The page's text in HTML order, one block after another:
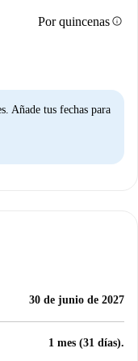
Por quincenasinfo
Añade tus fechas para
30 de junio de 2027
1 mes (31 días).